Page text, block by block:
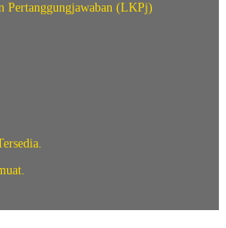
Pertanggungjawaban (LKPj)